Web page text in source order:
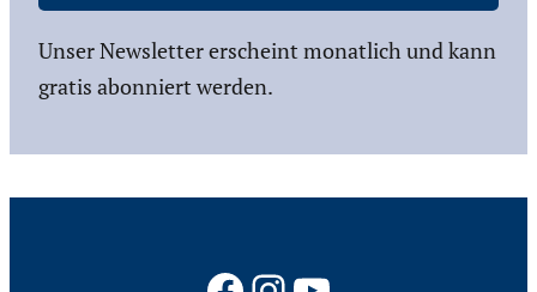
Unser Newsletter erscheint monatlich und kann
gratis abonniert werden.